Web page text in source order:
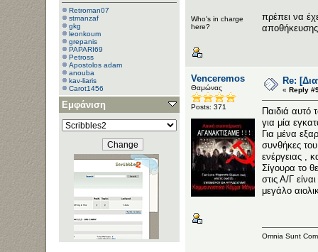
Retroman07
stmanzaf
gkg
leonkoum
grepanis
PAPARI69
Petross
Apostolos adam
anouba
kav-liaris
Carot1456
kostisgialamas
Εμφάνιση
Who's in charge
here?
πρέπει να
Venceremos
Θαμώνας
Posts: 371
Re:
« Reply
Παιδιά αυτό
για μία
Για μένα
συνθήκες
ενέργειας ,
Σίγουρα το
στις Α/Γ
μεγάλο
Omnia Sunt